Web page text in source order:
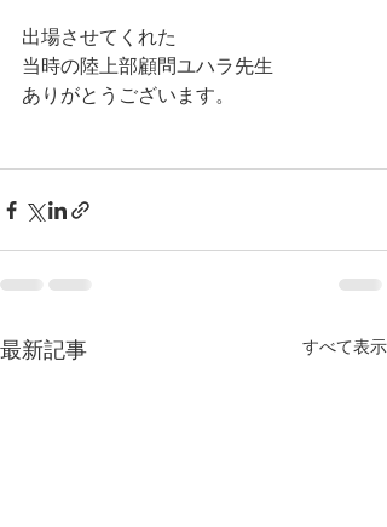
出場させてくれた
当時の陸上部顧問ユハラ先生
ありがとうございます。
最新記事 すべて表示